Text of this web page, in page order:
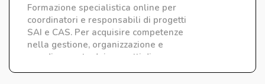
Formazione specialistica online per
coordinatori e responsabili di progetti
SAI e CAS. Per acquisire competenze
nella gestione, organizzazione e
coordinamento dei progetti di